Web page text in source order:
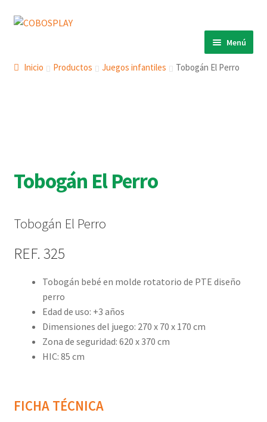
Ir
navegación
Ir
Menú
INICIO
KINETIKS
DESCARGAS
Inicio Productos Juegos infantiles Tobogán El Perro
Tobogán El Perro
Tobogán El Perro
REF. 325
Tobogán bebé en molde rotatorio de PTE diseño
perro
Edad de uso: +3 años
Dimensiones del juego: 270 x 70 x 170 cm
Zona de seguridad: 620 x 370 cm
HIC: 85 cm
FICHA TÉCNICA